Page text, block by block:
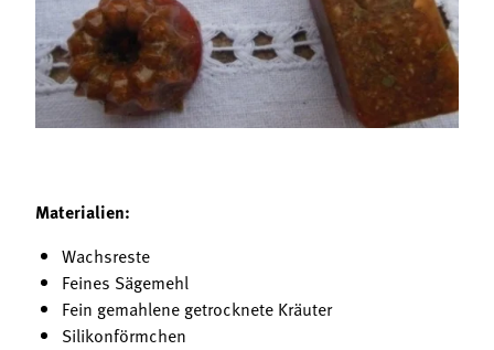
Mitgliedschaft
Landessekretariat
Bäuerliche Buffets
Hofgeschichten
Materialien:
Wachsreste
Feines Sägemehl
Fein gemahlene getrocknete Kräuter
Silikonförmchen